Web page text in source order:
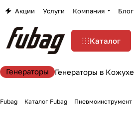
Акции Услуги Компания Блог
Каталог
Генераторы Генераторы в Кожухе
Fubag Каталог Fubag Пневмоинструмент